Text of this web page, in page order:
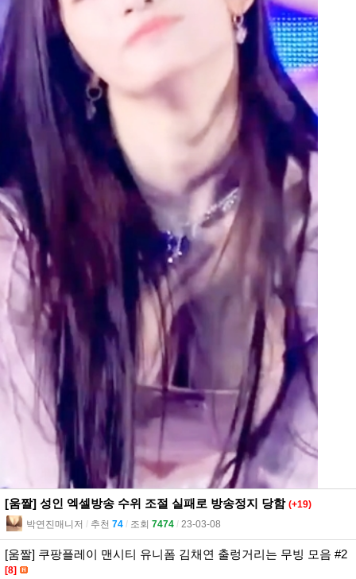
[움짤] 성인 엑셀방송 수위 조절 실패로 방송정지 당함 (+19)
박연진매니저 l 추천 74 l 조회 7474 l 23-03-08
[움짤] 쿠팡플레이 맨시티 유니폼 김채연 출렁거리는 무빙 모음 #2
[8]